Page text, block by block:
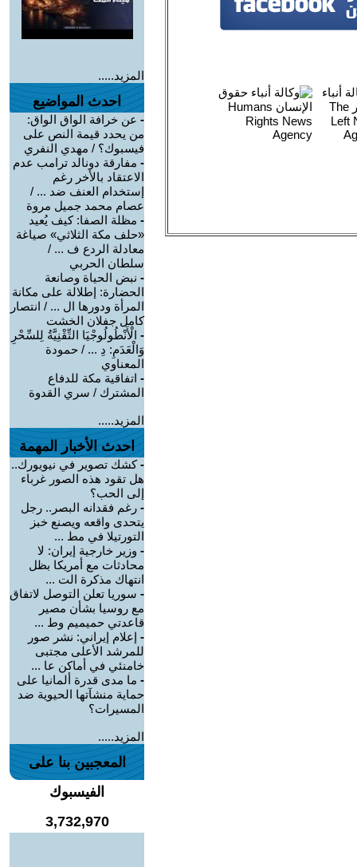
المزيد.....
احدث المواضيع
- عن خرافة الواق الواق:
من يحدد قيمة النص على
فيسبوك؟ / مهدي النفري
- مفارقة دونالد ترامب عدم
الاعتقاد بالأخر رغم
إستخدام العنف ضد ... /
عصام محمد جميل مروة
- مظلة الصفا: كيف يُعيد
«حلف مكة الثلاثي» صياغة
معادلة الردع ف ... /
سلطان الحربي
- نبض الحياة وصانعة
الحضارة: إطلالة على مكانة
المرأة ودورها ال ... / انتصار
كامل جفلان الخشت
- الْأَنْطُولُوجْيَا التِّقْنِيَّةُ لِلسِّحْرِ
وَالْعَدَمِ: دِ ... / حمودة
المعناوي
- اتفاقية مكة للدفاع
المشترك / سري القدوة
المزيد.....
احدث الأخبار المهمة
-كشك تصوير في نيويورك..
هل تقود هذه الصور غرباء
إلى الحب؟
- رغم فقدانه البصر.. رجل
يتحدى واقعه ويصنع خبز
التورتيلا في مط ...
- وزير خارجية إيران: لا
محادثات مع أمريكا بظل
انتهاك مذكرة الت ...
- سوريا تعلن التوصل لاتفاق
مع روسيا بشأن مصير
قاعدتي حميميم وط ...
- إعلام إيراني: نشر صور
للمرشد الأعلى مجتبى
خامنئي في أماكن عا ...
- ما مدى قدرة ألمانيا على
حماية منشآتها الحيوية ضد
المسيرات؟
المزيد.....
المعجبين بنا على
الفيسبوك
3,732,970